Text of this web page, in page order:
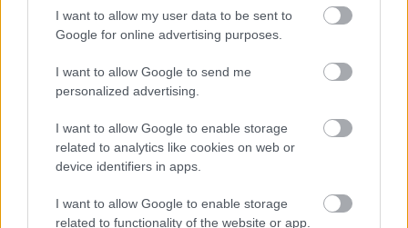
I want to allow my user data to be sent to
Google for online advertising purposes.
I want to allow Google to send me
personalized advertising.
I want to allow Google to enable storage
related to analytics like cookies on web or
device identifiers in apps.
I want to allow Google to enable storage
related to functionality of the website or app.